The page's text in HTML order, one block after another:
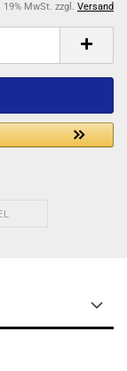
19% MwSt. zzgl. Versand